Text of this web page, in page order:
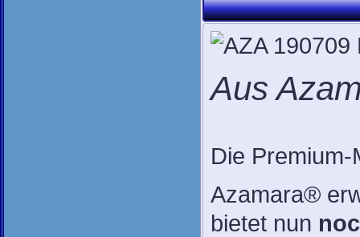
Aus
Die
Azamara®
bietet nun